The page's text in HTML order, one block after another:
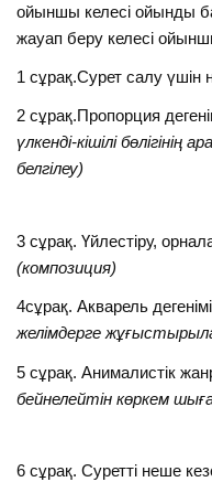
ойыншы келесі ойынды
жауап беру келесі
1 сұрақ.Сурет салу үшін
2 сұрақ.Пропорция
үлкенді-кішілі
3 сұрақ. Үйлестіру,
(композиция)
4сұрақ. Акварель
желімдерге
5 сұрақ. Анималистік
бейнелейтін көркем
6 сұрақ. Суретті неше